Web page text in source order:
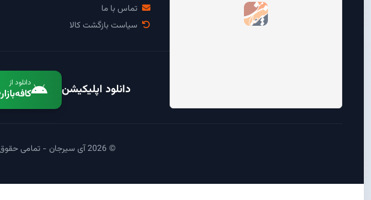
تماس با ما
سیاست بازگشت کالا
دانلود اپلیکیشن دانلود از
کافه‌بازار
© 2026 آی سیرجان - تمامی حقوق محفوظ است